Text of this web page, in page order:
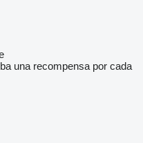
una recompensa por cada